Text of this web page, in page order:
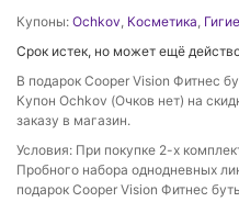
Купоны: Ochkov Косметика
Срок истек, но может ещё
В подарок Cooper Vision Фитнес
Купон Ochkov (Очков нет) на
заказу в магазин.
Условия: При покупке 2-х
Пробного набора однодневных
подарок Cooper Vision Фитнес